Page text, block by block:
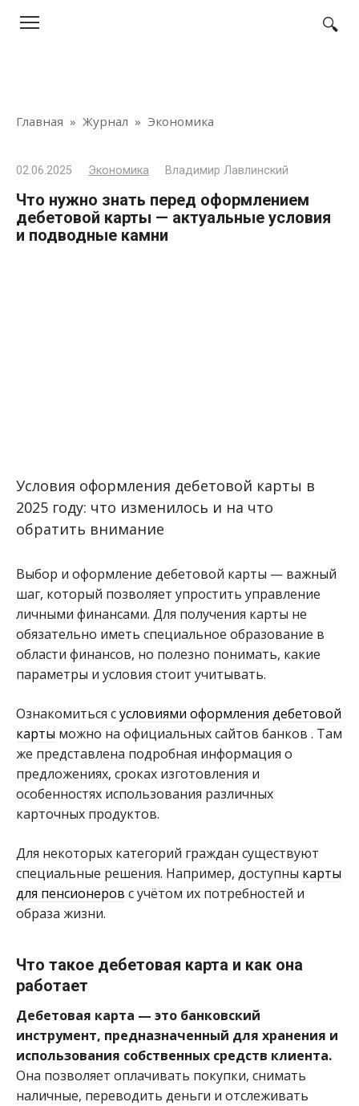
Главная » Журнал » Экономика
02.06.2025 Экономика Владимир Лавлинский
Что нужно знать перед оформлением
дебетовой карты — актуальные условия
и подводные камни
Условия оформления дебетовой карты в
2025 году: что изменилось и на что
обратить внимание
Выбор и оформление дебетовой карты — важный
шаг, который позволяет упростить управление
личными финансами. Для получения карты не
обязательно иметь специальное образование в
области финансов, но полезно понимать, какие
параметры и условия стоит учитывать.
Ознакомиться сусловиями оформления дебетовой
карты можно на официальных сайтов банков . Там
же представлена подробная информация о
предложениях, сроках изготовления и
особенностях использования различных
карточных продуктов.
Для некоторых категорий граждан существуют
специальные решения. Например, доступны карты
для пенсионеров с учётом их потребностей и
образа жизни.
Что такое дебетовая карта и как она
работает
Дебетовая карта — это банковский
инструмент, предназначенный для хранения и
использования собственных средств клиента.
Она позволяет оплачивать покупки, снимать
наличные, переводить деньги и отслеживать